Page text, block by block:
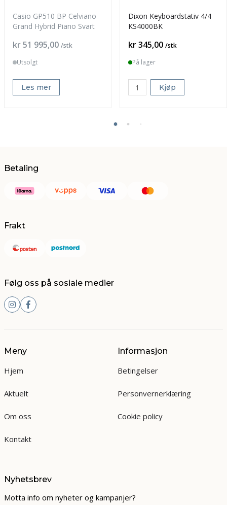
Casio GP510 BP Celviano
Grand Hybrid Piano Svart
Pris
kr 51 995,00 /stk
Utsolgt
Les mer
Dixon Keyboardstativ 4/4
KS4000BK
Pris
kr 345,00 /stk
På lager
Kjøp
Betaling
Frakt
Følg oss på sosiale medier
Meny
Hjem
Aktuelt
Om oss
Kontakt
Informasjon
Betingelser
Personvernerklæring
Cookie policy
Nyhetsbrev
Motta info om nyheter og kampanjer?